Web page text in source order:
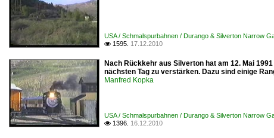
USA / Schmalspurbahnen / Durango & Silverton Narrow
 1595. 17.12.2010
Nach Rückkehr aus Silverton hat am 12. Mai
nächsten Tag zu verstärken. Dazu sind einige
Manfred Kopka
USA / Schmalspurbahnen / Durango & Silverton Narrow
 1396. 16.12.2010